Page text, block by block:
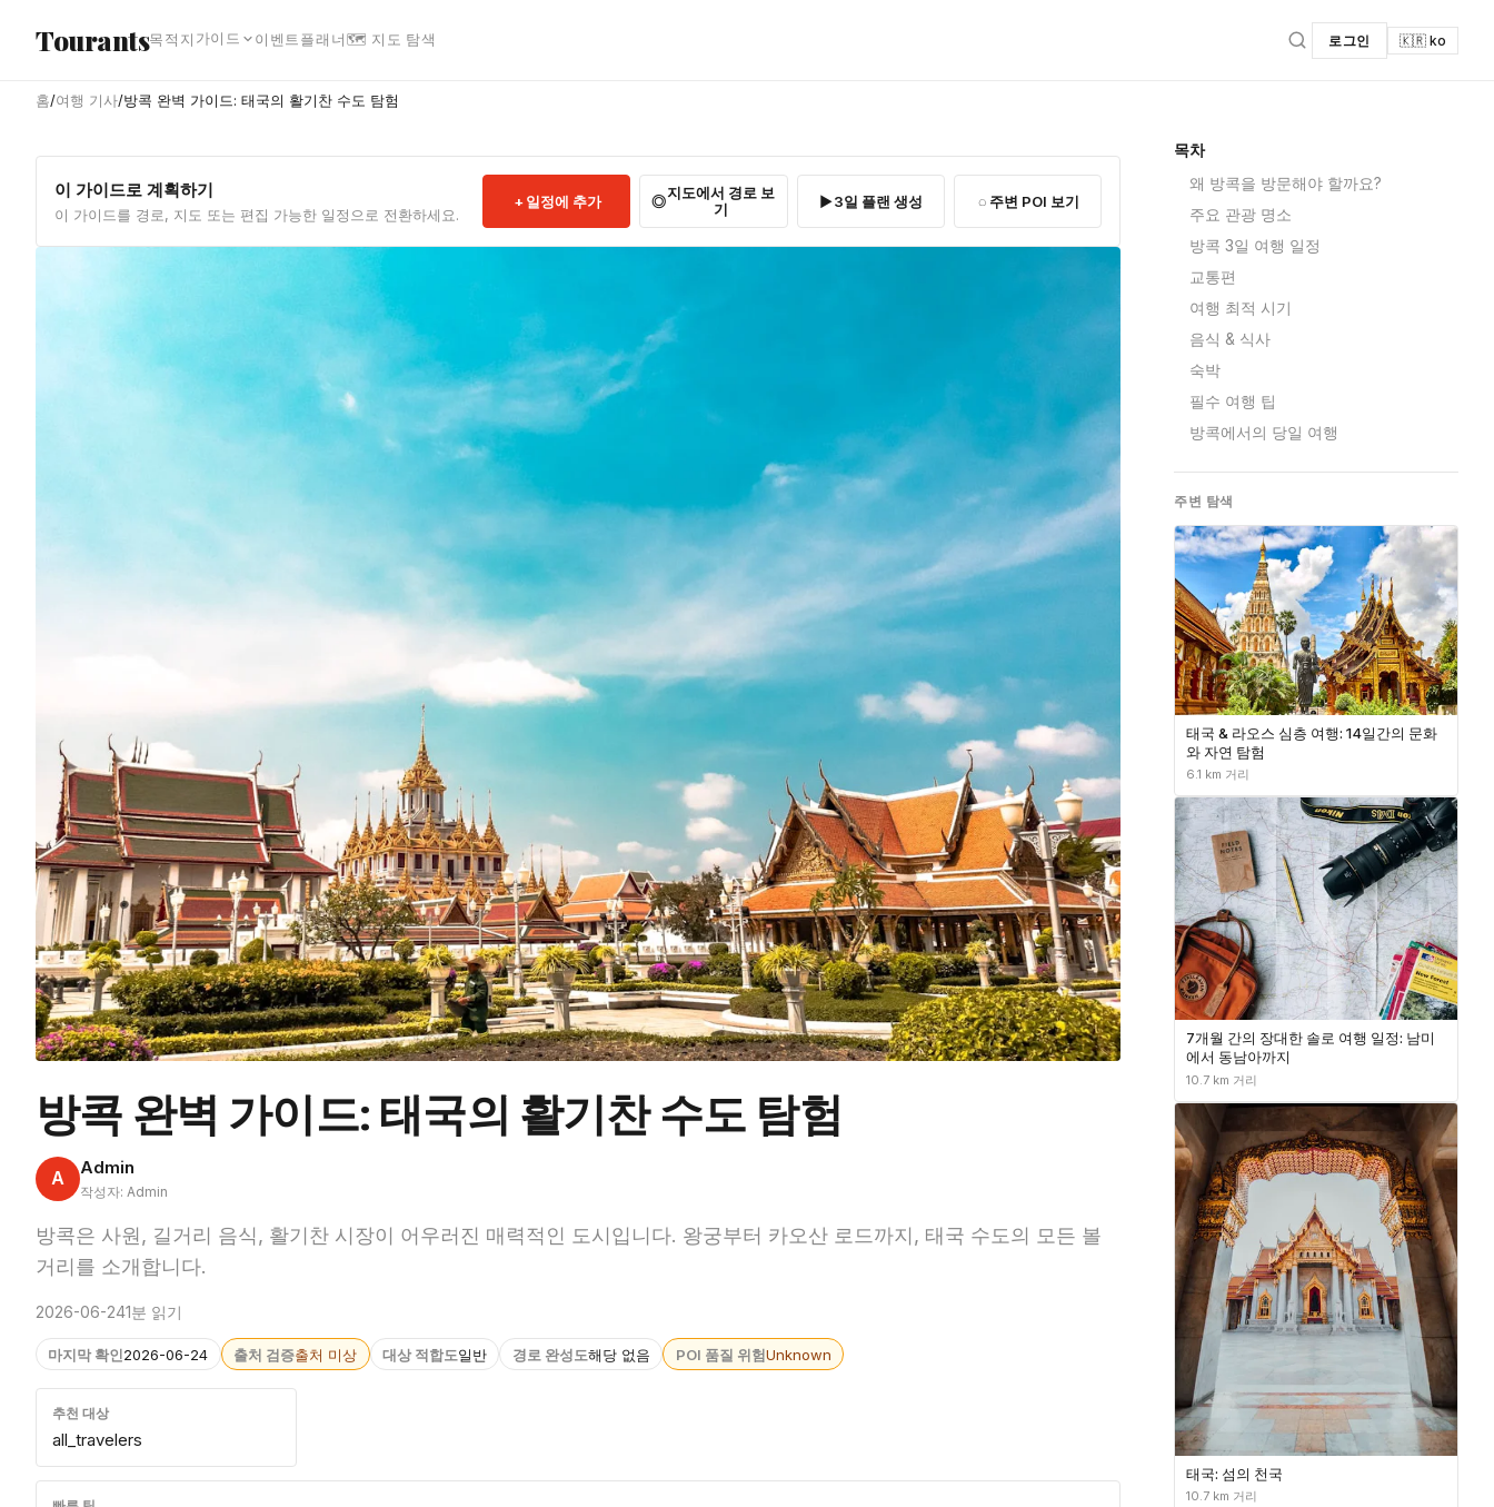
Tourants목적지 가이드 이벤트 플래너🗺 지도 탐색 로그인 🇰🇷 ko
홈/여행 기사/방콕 완벽 가이드: 태국의 활기찬 수도 탐험
이 가이드로 계획하기
이 가이드를 경로, 지도 또는 편집 가능한 일정으로 전환하세요.
일정에 추가
지도에서 경로 보
기
3일 플랜 생성 주변 POI 보기
방콕 완벽 가이드: 태국의 활기찬 수도 탐험
A Admin
작성자: Admin
방콕은 사원, 길거리 음식, 활기찬 시장이 어우러진 매력적인 도시입니다. 왕궁부터 카오산 로드까지, 태국 수도의 모든 볼
거리를 소개합니다.
2026-06-241분 읽기
마지막 확인2026-06-24 출처 검증출처 미상 대상 적합도일반 경로 완성도해당 없음 POI 품질 위험Unknown
추천 대상
all_travelers
목차
왜 방콕을 방문해야 할까요?
주요 관광 명소
방콕 3일 여행 일정
교통편
여행 최적 시기
음식 & 식사
숙박
필수 여행 팁
방콕에서의 당일 여행
주변 탐색
태국 & 라오스 심층 여행: 14일간의 문화
와 자연 탐험
6.1 km 거리
7개월 간의 장대한 솔로 여행 일정: 남미
에서 동남아까지
10.7 km 거리
태국: 섬의 천국
10.7 km 거리